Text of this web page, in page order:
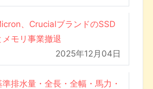
、CrucialブランドのSSD
メモリ事業撤退
2025年12月04日
準排水量・全長・全幅・馬力・